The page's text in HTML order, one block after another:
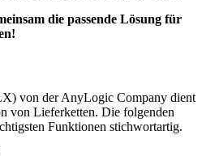
die passende Lösung für
von der AnyLogic Company dient
von Lieferketten. Die folgenden
Funktionen stichwortartig.